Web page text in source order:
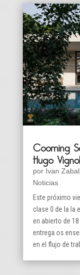
Cooming
Hugo
por Ivan
Noticias
Este próximo
clase 0 de la la
en abierto de
entrega os
en el flujo de